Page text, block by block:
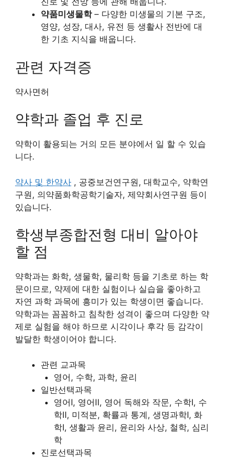
약품미생물학– 다양한 미생물의 기본 구조,
영양, 성장, 대사, 유전 등 생활사 전반에 대
한 기초 지식을 배웁니다.
관련 자격증
약사면허
약학과 졸업 후 진로
약학이 활용되는 거의 모든 분야에서 일 할 수 있습
니다.
약사 및 한약사 , 공중보건연구원, 대학교수, 약학연
구원, 의약품화학공학기술자, 제약회사연구원 등이
있습니다.
학생부종합전형 대비 알아야
할 점
약학과는 화학, 생물학, 물리학 등을 기초로 하는 학
문이므로, 약제에 대한 실험이나 실습을 좋아하고
자연 과학 과목에 흥미가 있는 학생이면 좋습니다.
약학과는 꼼꼼하고 침착한 성격이 좋으며 다양한 약
제로 실험을 해야 하므로 시각이나 후각 등 감각이
발달한 학생이어야 합니다.
관련 교과목
영어, 수학, 과학, 윤리
일반선택과목
영어Ⅰ, 영어Ⅱ, 영어 독해와 작문, 수학Ⅰ, 수
학Ⅱ, 미적분, 확률과 통계, 생명과학Ⅰ, 화
학Ⅰ, 생활과 윤리, 윤리와 사상, 철학, 심리
학
진로선택과목